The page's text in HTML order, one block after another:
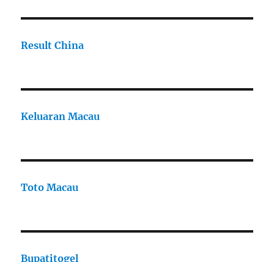
Result China
Keluaran Macau
Toto Macau
Bupatitogel